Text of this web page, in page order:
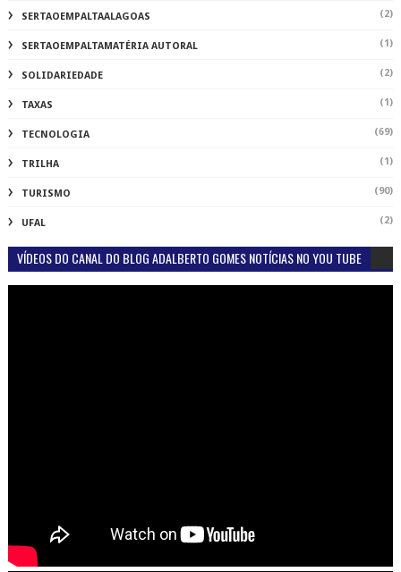
SERTAOEMPALTAALAGOAS (2)
SERTAOEMPALTAMATÉRIA AUTORAL (1)
SOLIDARIEDADE (2)
TAXAS (1)
TECNOLOGIA (69)
TRILHA (1)
TURISMO (90)
UFAL (2)
VÍDEOS DO CANAL DO BLOG ADALBERTO GOMES NOTÍCIAS NO YOU TUBE